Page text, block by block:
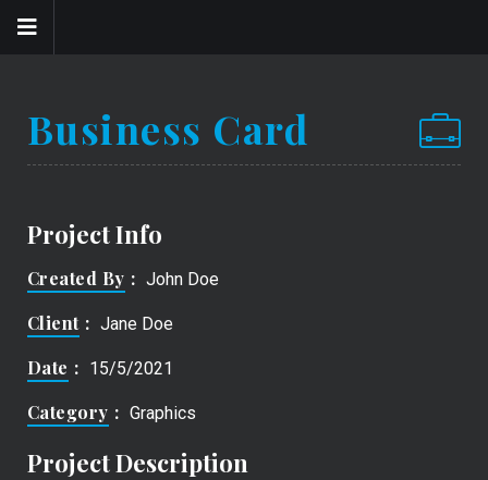
Business Card
Project Info
Created By John Doe
Client Jane Doe
Date 15/5/2021
Category Graphics
Project Description